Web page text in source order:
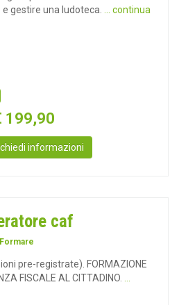
gestire una ludoteca.
... continua
199,90
informazioni
caf
pre-registrate). FORMAZIONE
FISCALE AL CITTADINO.